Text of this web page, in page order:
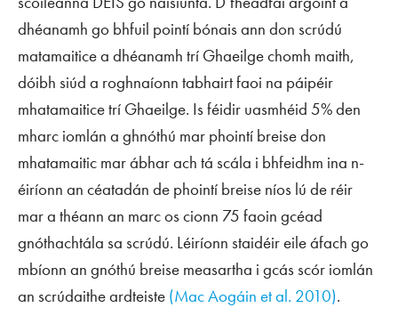
dhéanamh go bhfuil pointí bónais ann don scrúdú
matamaitice a dhéanamh trí Ghaeilge chomh maith,
dóibh siúd a roghnaíonn tabhairt faoi na páipéir
mhatamaitice trí Ghaeilge. Is féidir uasmhéid 5% den
mharc iomlán a ghnóthú mar phointí breise don
mhatamaitic mar ábhar ach tá scála i bhfeidhm ina n-
éiríonn an céatadán de phointí breise níos lú de réir
mar a théann an marc os cionn 75 faoin gcéad
gnóthachtála sa scrúdú. Léiríonn staidéir eile áfach go
mbíonn an gnóthú breise measartha i gcás scór iomlán
an scrúdaithe ardteiste (Mac Aogáin et al. 2010).